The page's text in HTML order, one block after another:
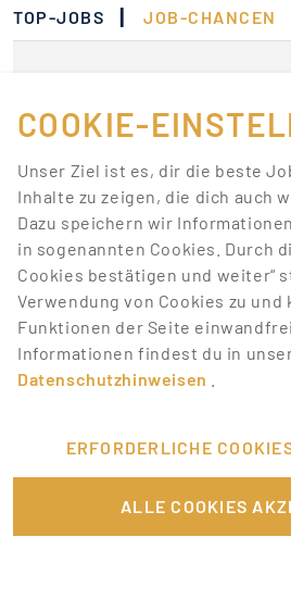
TOP-JOBS | JOB-CHANCEN
Jobs, die
Lass dich über neue Job-
mit Job-Alerts automatisch
JOB-ALERT
COOKIE-
Unser Ziel ist es, dir die beste
Inhalte zu zeigen, die dich auch
Dazu speichern wir
in sogenannten Cookies. Durch
Cookies bestätigen und weiter“
Verwendung von Cookies zu und
Funktionen der Seite
Informationen findest du in
Datenschutzhinweisen
ERFORDERLICHE
ALLE COOKIES